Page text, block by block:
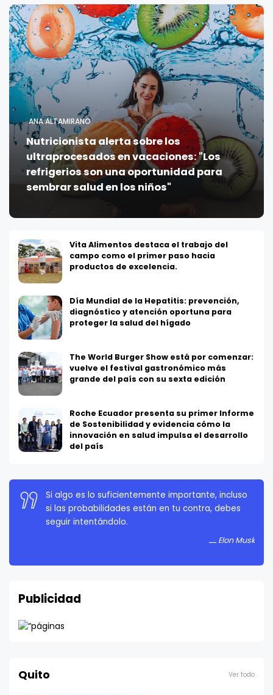
ANA ALTAMIRANO
Nutricionista alerta sobre los
ultraprocesados en vacaciones: "Los
refrigerios son una oportunidad para
sembrar salud en los niños"
Vita Alimentos destaca el trabajo del
campo como el primer paso hacia
productos de excelencia.
Día Mundial de la Hepatitis: prevención,
diagnóstico y atención oportuna para
proteger la salud del hígado
The World Burger Show está por comenzar:
vuelve el festival gastronómico más
grande del país con su sexta edición
Roche Ecuador presenta su primer Informe
de Sostenibilidad y evidencia cómo la
innovación en salud impulsa el desarrollo
del país
La persistencia es muy importante. No debes
rendirte a menos que estés obligado a rendirte.
Publicidad
Quito Ver todo